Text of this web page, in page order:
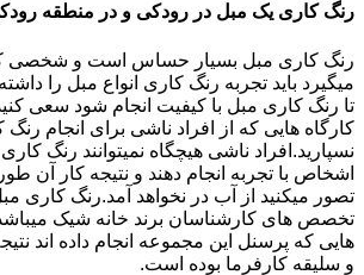
رنگ کاری یک مبل در رودکی و در منطقه
رنگ کاری مبل بسیار حساس است و شخصی که
میگیرد باید تجربه رنگ کاری انواع مبل را
تا رنگ کاری مبل با کیفیت انجام شود سعی
کارگاه هایی که از افراد ناشی برای انجام
نسپارید.افراد ناشی هیچگاه نمیتوانند رنگ
اشخاص با تجربه انجام دهند و نتیجه کار آن
تصور میکنید از آب در نخواهد آمد.رنگ کاری
تخصص های کارشناسان برند خانه شیک
هایی که پرسنل این مجموعه انجام داده اند
و سلیقه کارفرما بوده است.